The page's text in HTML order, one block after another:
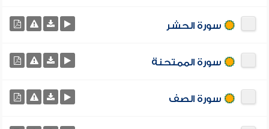
سورة الحشر
سورة الممتحنة
سورة الصف